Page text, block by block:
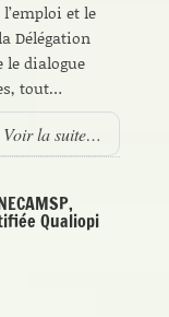
et le
Délégation
dialogue
tout…
Voir la suite…
Qualiopi